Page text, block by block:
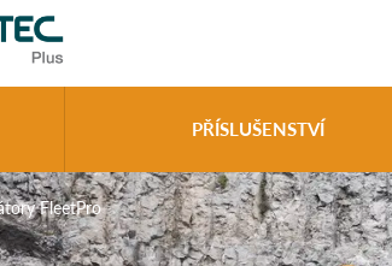
PŘÍSLUŠENSTVÍ
FleetPro